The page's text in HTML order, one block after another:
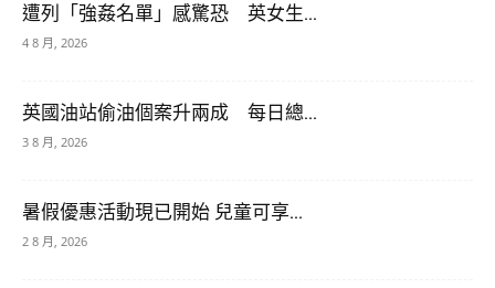
遭列「強姦名單」感驚恐 英女生...
4 8 月, 2026
英國油站偷油個案升兩成 每日總...
3 8 月, 2026
暑假優惠活動現已開始 兒童可享...
2 8 月, 2026